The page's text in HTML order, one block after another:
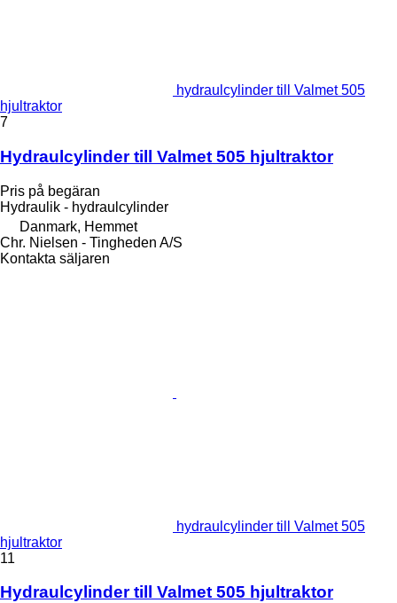
hydraulcylinder till Valmet 505
hjultraktor
7
Hydraulcylinder till Valmet 505 hjultraktor
Pris på begäran
Hydraulik - hydraulcylinder
Danmark, Hemmet
Chr. Nielsen - Tingheden A/S
Kontakta säljaren
hydraulcylinder till Valmet 505
hjultraktor
11
Hydraulcylinder till Valmet 505 hjultraktor